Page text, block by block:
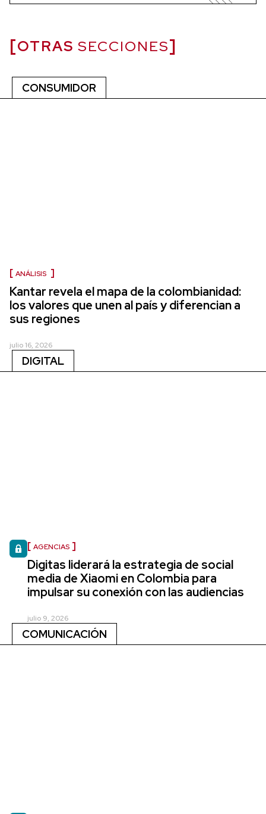
OTRAS SECCIONES
CONSUMIDOR
ANÁLISIS
Kantar revela el mapa de la colombianidad:
los valores que unen al país y diferencian a
sus regiones
julio 16, 2026
DIGITAL
AGENCIAS
Digitas liderará la estrategia de social
media de Xiaomi en Colombia para
impulsar su conexión con las audiencias
julio 9, 2026
COMUNICACIÓN